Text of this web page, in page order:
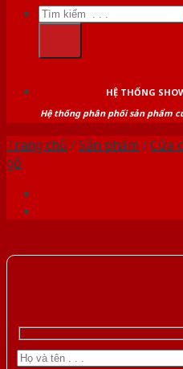
Tìm
kiếm:
HỆ THỐNG
Hệ thống phân phối sản phẩm
Trang chủ /Sản phẩm /Cửa
gỗ